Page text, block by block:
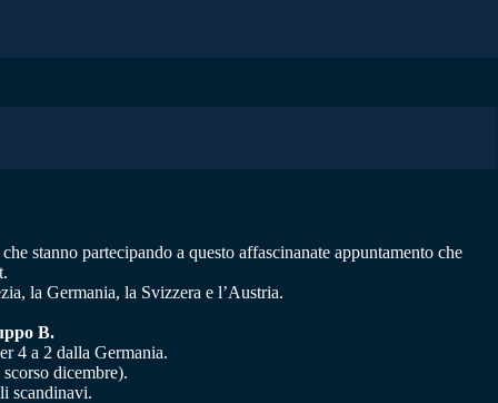
stanno partecipando a questo affascinanate appuntamento che
la Germania, la Svizzera e l’Austria.
B.
4 a 2 dalla Germania.
dicembre).
scandinavi.